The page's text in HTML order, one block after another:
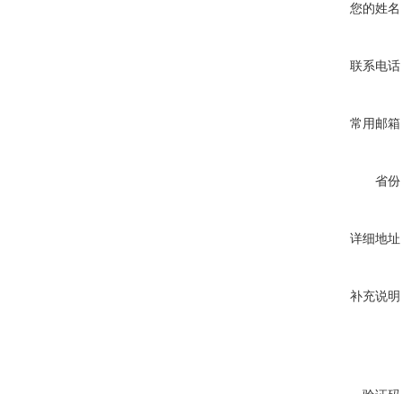
您的姓名
联系电话
常用邮箱
省份
详细地址
补充说明